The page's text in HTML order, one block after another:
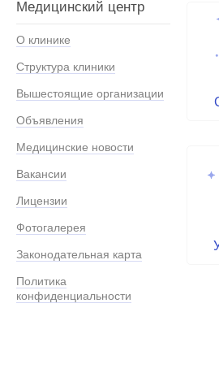
Медицинский центр
О клинике
Структура клиники
Вышестоящие организации
Объявления
Медицинские новости
Вакансии
Лицензии
Фотогалерея
Законодательная карта
Политика
конфиденциальности